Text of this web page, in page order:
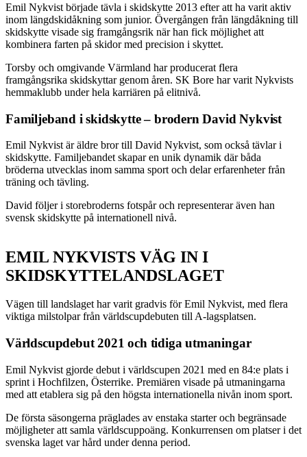
Emil Nykvist började tävla i skidskytte 2013 efter att ha varit aktiv
inom längdskidåkning som junior. Övergången från längdåkning till
skidskytte visade sig framgångsrik när han fick möjlighet att
kombinera farten på skidor med precision i skyttet.
Torsby och omgivande Värmland har producerat flera
framgångsrika skidskyttar genom åren. SK Bore har varit Nykvists
hemmaklubb under hela karriären på elitnivå.
Familjeband i skidskytte – brodern David Nykvist
Emil Nykvist är äldre bror till David Nykvist, som också tävlar i
skidskytte. Familjebandet skapar en unik dynamik där båda
bröderna utvecklas inom samma sport och delar erfarenheter från
träning och tävling.
David följer i storebroderns fotspår och representerar även han
svensk skidskytte på internationell nivå.
EMIL NYKVISTS VÄG IN I
SKIDSKYTTELANDSLAGET
Vägen till landslaget har varit gradvis för Emil Nykvist, med flera
viktiga milstolpar från världscupdebuten till A-lagsplatsen.
Världscupdebut 2021 och tidiga utmaningar
Emil Nykvist gjorde debut i världscupen 2021 med en 84:e plats i
sprint i Hochfilzen, Österrike. Premiären visade på utmaningarna
med att etablera sig på den högsta internationella nivån inom sport.
De första säsongerna präglades av enstaka starter och begränsade
möjligheter att samla världscuppoäng. Konkurrensen om platser i det
svenska laget var hård under denna period.